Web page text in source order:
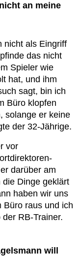
an meine
nicht als Eingriff
das nicht
Spieler wie
hat, und ihm
sagt, bin ich
Büro klopfen
solange er keine
der 32-Jährige.
vor
darüber am
die Dinge geklärt
haben wir uns
Büro raus und ich
der RB-Trainer.
will